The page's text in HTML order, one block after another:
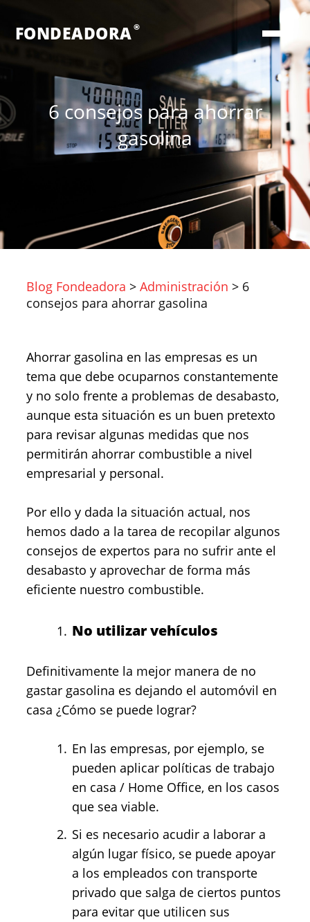
FONDEADORA ®
6 consejos para ahorrar
gasolina
Blog Fondeadora > Administración > 6
consejos para ahorrar gasolina
Ahorrar gasolina en las empresas es un
tema que debe ocuparnos constantemente
y no solo frente a problemas de desabasto,
aunque esta situación es un buen pretexto
para revisar algunas medidas que nos
permitirán ahorrar combustible a nivel
empresarial y personal.
Por ello y dada la situación actual, nos
hemos dado a la tarea de recopilar algunos
consejos de expertos para no sufrir ante el
desabasto y aprovechar de forma más
eficiente nuestro combustible.
No utilizar vehículos
Definitivamente la mejor manera de no
gastar gasolina es dejando el automóvil en
casa ¿Cómo se puede lograr?
En las empresas, por ejemplo, se
pueden aplicar políticas de trabajo
en casa / Home Office, en los casos
que sea viable.
Si es necesario acudir a laborar a
algún lugar físico, se puede apoyar
a los empleados con transporte
privado que salga de ciertos puntos
para evitar que utilicen sus